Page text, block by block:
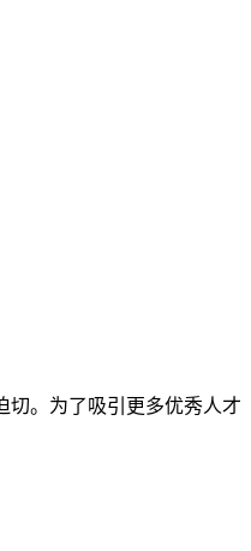
切。为了吸引更多优秀人才